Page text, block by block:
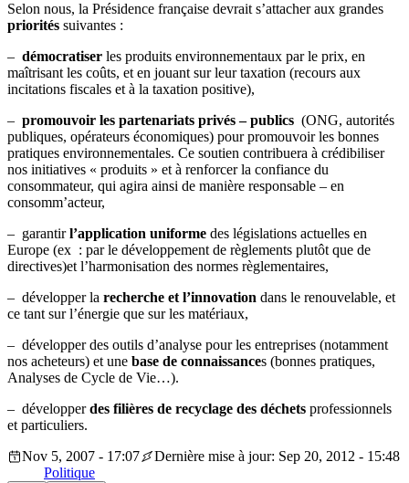
Selon nous, la Présidence française devrait s’attacher aux grandes
priorités suivantes :
– démocratiser les produits environnementaux par le prix, en
maîtrisant les coûts, et en jouant sur leur taxation (recours aux
incitations fiscales et à la taxation positive),
– promouvoir les partenariats privés – publics (ONG, autorités
publiques, opérateurs économiques) pour promouvoir les bonnes
pratiques environnementales. Ce soutien contribuera à crédibiliser
nos initiatives « produits » et à renforcer la confiance du
consommateur, qui agira ainsi de manière responsable – en
consomm’acteur,
– garantirl’application uniforme des législations actuelles en
Europe (ex : par le développement de règlements plutôt que de
directives)et l’harmonisation des normes règlementaires,
– développer la recherche et l’innovation dans le renouvelable, et
ce tant sur l’énergie que sur les matériaux,
– développer des outils d’analyse pour les entreprises (notamment
nos acheteurs) et une base de connaissances (bonnes pratiques,
Analyses de Cycle de Vie…).
– développerdes filières de recyclage des déchets professionnels
et particuliers.
Nov 5, 2007 - 17:07
Dernière mise à jour: Sep 20, 2012 - 15:48
Politique